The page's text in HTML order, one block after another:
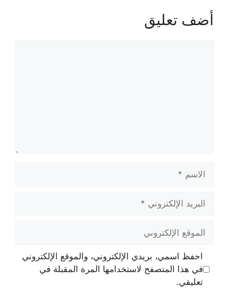
أضف تعليق
الاسم
البريد
الإلكتروني
الموقع
الإلكتروني
احفظ اسمي، بريدي الإلكتروني، والموقع الإلكتروني
في هذا المتصفح لاستخدامها المرة المقبلة في
تعليقي.